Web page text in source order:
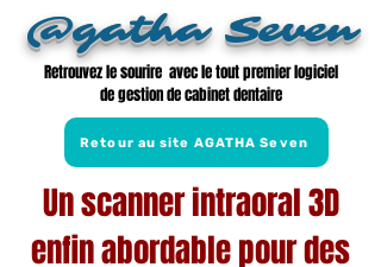
@gatha Seven
Retrouvez le sourire avec le tout premier logiciel
de gestion de cabinet dentaire
Retour au site AGATHA Seven
Un scanner intraoral 3D
enfin abordable pour des